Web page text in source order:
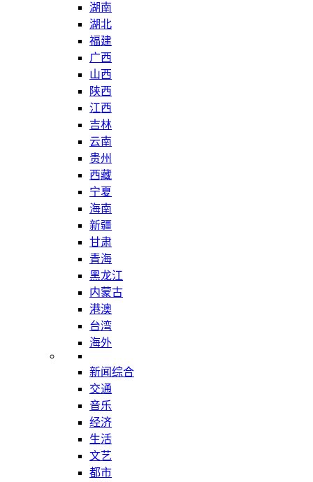
湖南
湖北
福建
广西
山西
陕西
江西
吉林
云南
贵州
西藏
宁夏
海南
新疆
甘肃
青海
黑龙江
内蒙古
港澳
台湾
海外
新闻综合
交通
音乐
经济
生活
文艺
都市